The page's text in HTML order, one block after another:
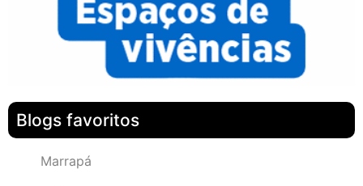
Blogs favoritos
Marrapá